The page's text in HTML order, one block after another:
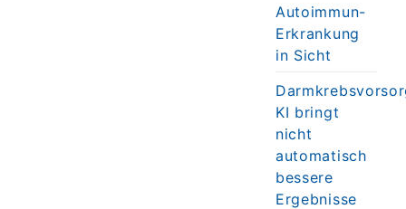
Autoimmun-
Erkrankung
in Sicht
KI bringt
nicht
automatisch
bessere
Ergebnisse